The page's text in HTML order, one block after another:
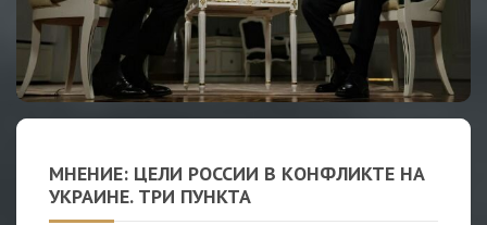
МНЕНИЕ: ЦЕЛИ РОССИИ В КОНФЛИКТЕ НА
УКРАИНЕ. ТРИ ПУНКТА